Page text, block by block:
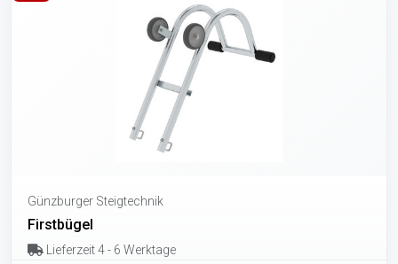
Günzburger Steigtechnik
Firstbügel
Lieferzeit 4 - 6 Werktage